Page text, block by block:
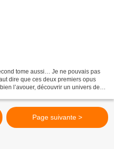
tome aussi… Je ne pouvais pas
dire que ces deux premiers opus
l’avouer, découvrir un univers de
Page suivante >